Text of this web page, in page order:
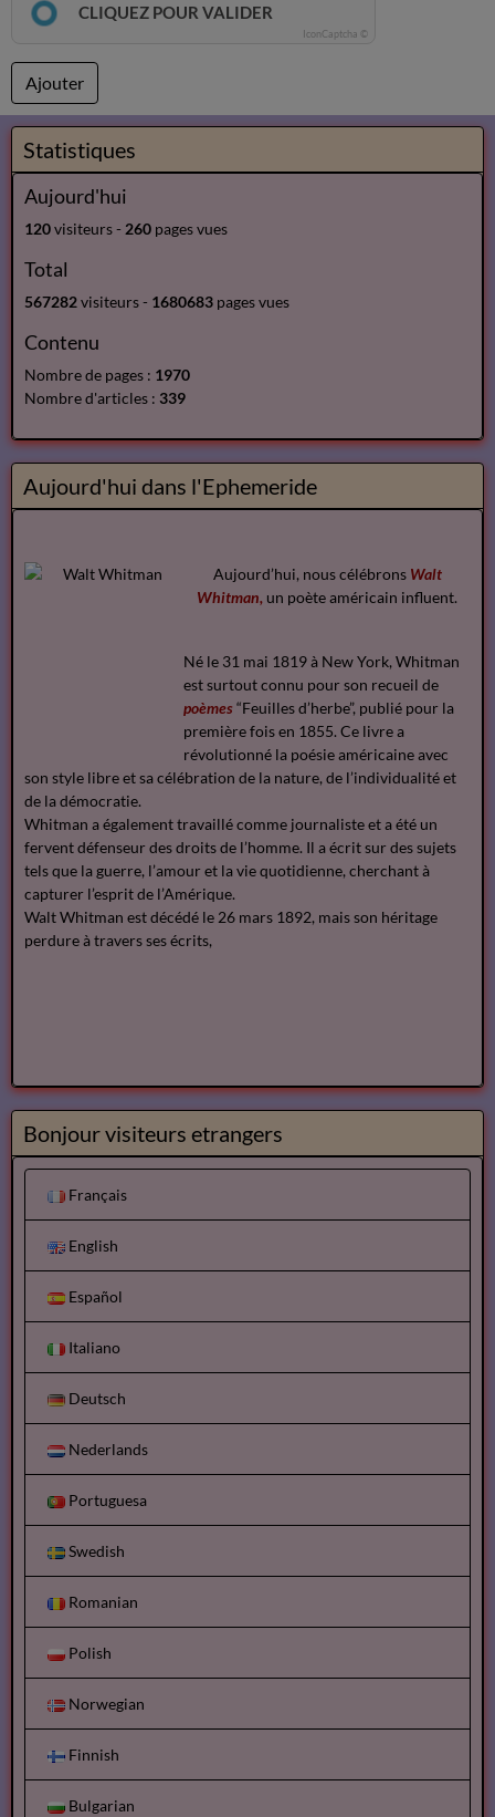
CLIQUEZ POUR VALIDER
IconCaptcha ©
Ajouter
Statistiques
Aujourd'hui
120visiteurs - 260 pages vues
Total
567282visiteurs - 1680683 pages vues
Contenu
Nombre de pages : 1970
Nombre d'articles : 339
Aujourd'hui dans l'Ephemeride
Aujourd’hui, nous célébrons Walt
Whitman, un poète américain influent.
Né le 31 mai 1819 à New York, Whitman
est surtout connu pour son recueil de
poèmes “Feuilles d’herbe”, publié pour la
première fois en 1855. Ce livre a
révolutionné la poésie américaine avec
son style libre et sa célébration de la nature, de l’individualité et
de la démocratie.
Whitman a également travaillé comme journaliste et a été un
fervent défenseur des droits de l’homme. Il a écrit sur des sujets
tels que la guerre, l’amour et la vie quotidienne, cherchant à
capturer l’esprit de l’Amérique.
Walt Whitman est décédé le 26 mars 1892, mais son héritage
perdure à travers ses écrits,
Bonjour visiteurs etrangers
Français
English
Español
Italiano
Deutsch
Nederlands
Portuguesa
Swedish
Romanian
Polish
Norwegian
Finnish
Bulgarian